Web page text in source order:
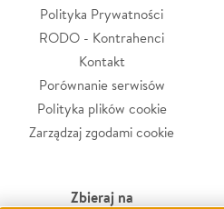
Polityka Prywatności
RODO - Kontrahenci
Kontakt
Porównanie serwisów
Polityka plików cookie
Zarządzaj zgodami cookie
Zbieraj na